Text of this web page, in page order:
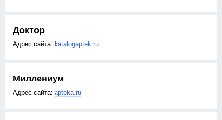
Доктор
katalogaptek.ru
Миллениум
apteka.ru